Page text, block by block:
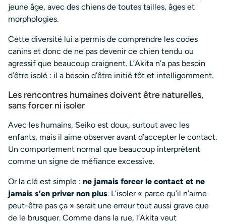
jeune âge, avec des chiens de toutes tailles, âges et
morphologies.
Cette diversité lui a permis de comprendre les codes
canins et donc de ne pas devenir ce chien tendu ou
agressif que beaucoup craignent. L’Akita n’a pas besoin
d’être isolé : il a besoin d’être initié tôt et intelligemment.
Les rencontres humaines doivent être naturelles,
sans forcer ni isoler
Avec les humains, Seiko est doux, surtout avec les
enfants, mais il aime observer avant d’accepter le contact.
Un comportement normal que beaucoup interprètent
comme un signe de méfiance excessive.
Or la clé est simple : ne jamais forcer le contact et ne
jamais s’en priver non plus. L’isoler « parce qu’il n’aime
peut-être pas ça » serait une erreur tout aussi grave que
de le brusquer. Comme dans la rue, l’Akita veut